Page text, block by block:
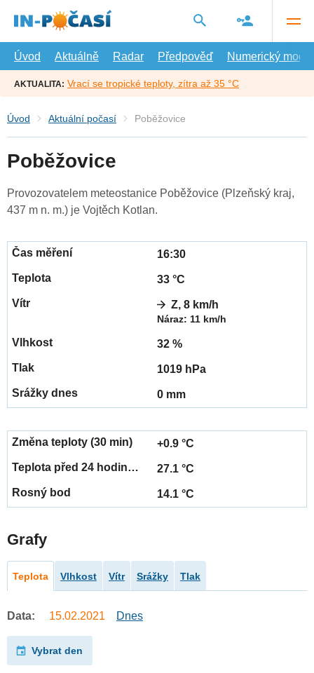
hlavní
Úvod
Aktuálně Radar Předpověď Numerický model
AKTUALITA: Vrací se tropické teploty, zítra až 35 °C
Úvod Aktuální počasí Poběžovice
Poběžovice
Provozovatelem meteostanice Poběžovice (Plzeňský kraj,
437 m n. m.) je Vojtěch Kotlan.
16:30
33 °C
Z, 8 km/h
Náraz: 11 km/h
32 %
1019 hPa
0 mm
+0.9 °C
27.1 °C
14.1 °C
Grafy
Teplota Vlhkost Vítr Srážky Tlak
Data: 15.02.2021 Dnes
Vybrat den